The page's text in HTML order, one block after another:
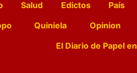
Salud Edictos País
Quiniela Opinion
El Diario de Papel